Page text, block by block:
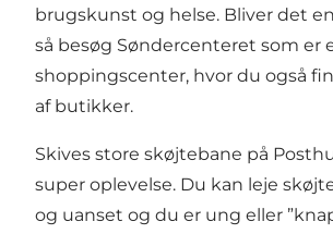
brugskunst og helse. Bliver det
så besøg Søndercenteret som er
shoppingscenter, hvor du også
af butikker.
Skives store skøjtebane på
super oplevelse. Du kan leje
og uanset og du er ung eller